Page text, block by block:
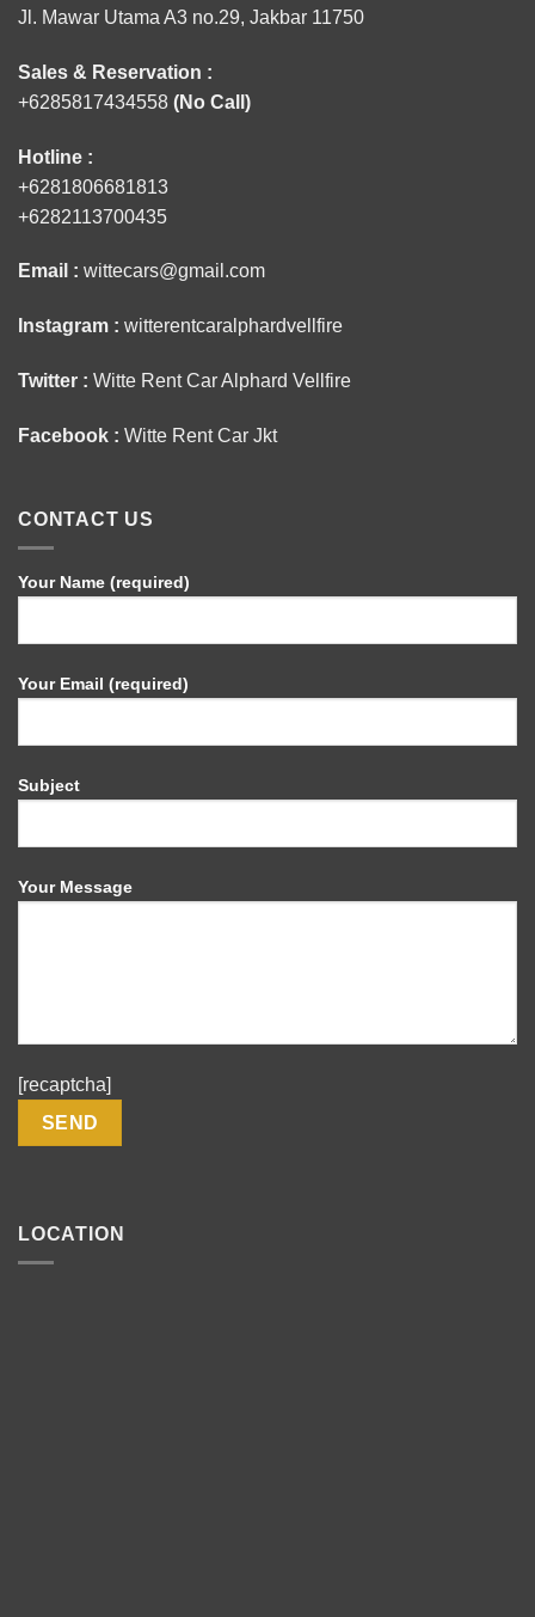
Jl. Mawar Utama A3 no.29, Jakbar 11750
Sales & Reservation :
+6285817434558 (No Call)
Hotline :
+6281806681813
+6282113700435
Email : wittecars@gmail.com
Instagram : witterentcaralphardvellfire
Twitter : Witte Rent Car Alphard Vellfire
Facebook : Witte Rent Car Jkt
CONTACT US
Your Name (required)
Your Email (required)
Subject
Your Message
[recaptcha]
LOCATION